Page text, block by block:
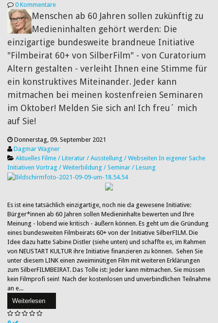
0 Kommentare
Menschen ab 60 Jahren sollen zukünftig zu
Medieninhalten gehört werden: Die
einzigartige bundesweite brandneue Initiative
"Filmbeirat 60+ von SilberFilm" - von Curatorium
Altern gestalten - verleiht Ihnen eine Stimme für
ein konstruktives Miteinander. Jeder kann
mitmachen bei meinen kostenfreien Seminaren
im Oktober! Melden Sie sich an! Ich freu´ mich
auf Sie!
Donnerstag, 09. September 2021
Dagmar Wagner
Aktuelles Filme / Literatur / Ausstellung / Webseiten In eigener Sache
Initiativen Vortrag / Weiterbildung / Seminar / Lesung
​Es ist eine tatsächlich einzigartige, noch nie da gewesene Initiative:
Bürger*innen ab 60 Jahren sollen Medieninhalte bewerten und Ihre
Meinung - lobend wie kritisch - äußern können. Es geht um die Gründung
eines bundesweiten Filmbeirats 60+ von der Initiative SilberFILM. Die
Idee dazu hatte Sabine Distler (siehe unten) und schaffte es, im Rahmen
von NEUSTART KULTUR ihre Initiative finanzieren zu können. Sehen Sie
unter diesem LINK einen zweiminütigen Film mit weiteren Erklärungen
zum SilberFILMBEIRAT. Das Tolle ist: Jeder kann mitmachen. Sie müssen
kein Filmprofi sein! Nach der kostenlosen und unverbindlichen Teilnahme
an e...
Weiterlesen